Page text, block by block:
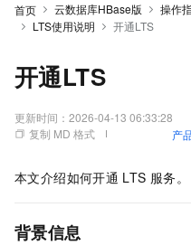
首页 云数据库HBase版 操作
LTS使用说明
开通LTS
开通LTS
更新时间： 2026-04-13 06:33:28
复制 MD 格式
产
本文介绍如何开通 LTS 服务。
背景信息